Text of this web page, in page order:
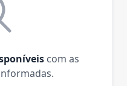
com as